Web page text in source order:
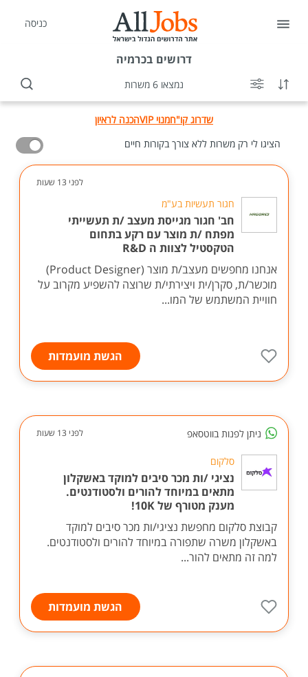
כניסה
דרושים בכרמיה
נמצאו 6 משרות
שדרוג קו"חמנוי VIP
הכנה לראיון
הציגו לי רק משרות ללא צורך בקורות חיים
לפני 13 שעות
חגור תעשיות בע"מ
חב' חגור מגייסת מעצב /ת תעשייתי
מפתח /ת מוצר עם רקע בתחום
הטקסטיל לצוות ה R&D
אנחנו מחפשים מעצב/ת מוצר (Product Designer)
מוכשר/ת, סקרן/ית ויצירתי/ת שרוצה להשפיע מקרוב על
חוויית המשתמש של המו...
הגשת מועמדות
ניתן לפנות בווטסאפ לפני 13 שעות
סלקום
נציגי /ות מכר סיבים למוקד באשקלון
מתאים במיוחד להורים ולסטודנטים.
מענק מטורף של 10K!
קבוצת סלקום מחפשת נציגי/ות מכר סיבים למוקד
באשקלון משרה שתפורה במיוחד להורים ולסטודנטים.
למה זה מתאים להור...
הגשת מועמדות